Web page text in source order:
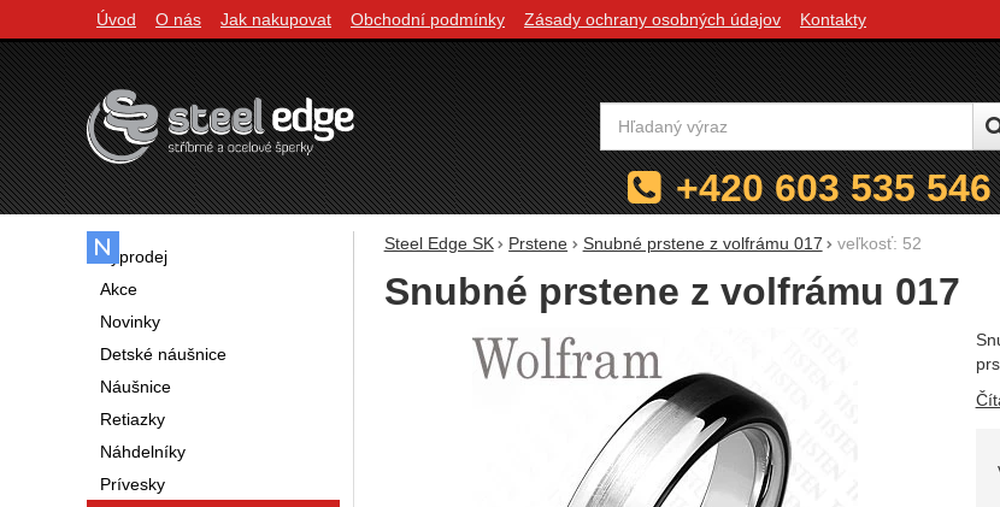
Steel Edge SK Prstene Snubné prstene z volfrámu 017 veľkosť: 52
Snubné prstene z volfrámu 017
Fotografie
Výprodej
Akce
Novinky
Detské náušnice
Náušnice
Retiazky
Náhdelníky
Prívesky
Navigácia
Úvod O nás Jak nakupovat Obchodní podmínky Zásady ochrany osobných údajov Kontakty
Vyhľadávanie
+420 603 535 546